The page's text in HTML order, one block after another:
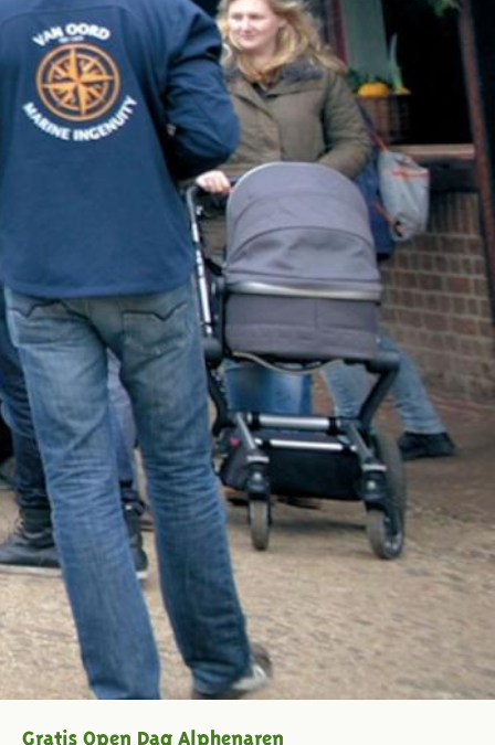
Gratis Open Dag Alphenaren